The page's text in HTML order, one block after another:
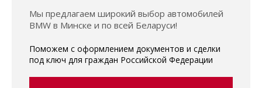
Мы предлагаем широкий выбор автомобилей
BMW в Минске и по всей Беларуси!
Поможем с оформлением документов и сделки
под ключ для граждан Российской Федерации